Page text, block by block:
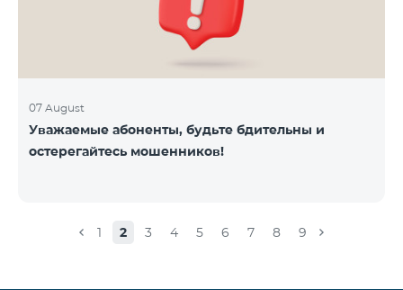
07 August
Уважаемые абоненты, будьте бдительны и
остерегайтесь мошенников!
1 2 3 4 5 6 7 8 9